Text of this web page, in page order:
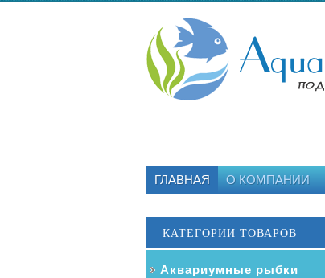
ГЛАВНАЯ О КОМПАНИИ
КАТЕГОРИИ ТОВАРОВ
Аквариумные рыбки